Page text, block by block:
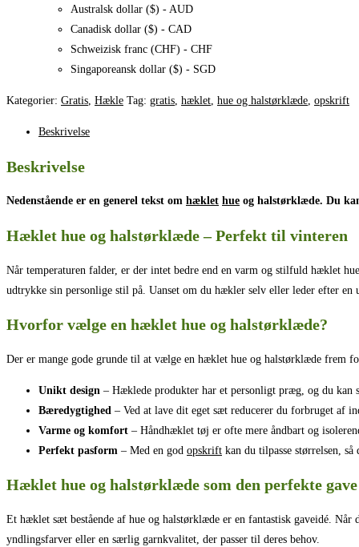
Australsk dollar ($) - AUD
Canadisk dollar ($) - CAD
Schweizisk franc (CHF) - CHF
Singaporeansk dollar ($) - SGD
Kategorier: Gratis, Hækle Tag: gratis, hæklet, hue og halstørklæde, opskrift
Beskrivelse
Beskrivelse
Nedenstående er en generel tekst om hæklet hue og halstørklæde. Du
Hæklet hue og halstørklæde – Perfekt til vinteren
Når temperaturen falder, er der intet bedre end en varm og stilfuld hæklet
udtrykke sin personlige stil på. Uanset om du hækler selv eller leder efter
Hvorfor vælge en hæklet hue og halstørklæde?
Der er mange gode grunde til at vælge en hæklet hue og halstørklæde frem
Unikt design – Hæklede produkter har et personligt præg, og du kan
Bæredygtighed – Ved at lave dit eget sæt reducerer du forbruget af
Varme og komfort – Håndhæklet tøj er ofte mere åndbart og
Perfekt pasform – Med en god opskrift kan du tilpasse størrelsen,
Hæklet hue og halstørklæde som den perfekte gave
Et hæklet sæt bestående af hue og halstørklæde er en fantastisk gaveidé.
yndlingsfarver eller en særlig garnkvalitet, der passer til deres behov.